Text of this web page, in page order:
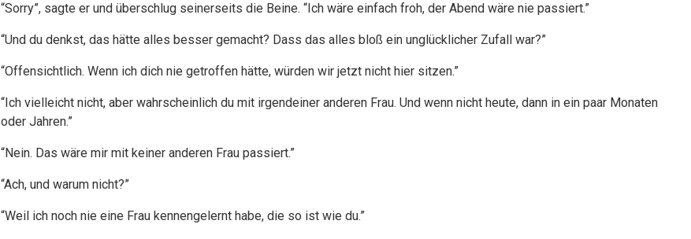
“Sorry”, sagte er und überschlug seinerseits die Beine. “Ich wäre einfach froh, der Abend wäre nie passiert.”
“Und du denkst, das hätte alles besser gemacht? Dass das alles bloß ein unglücklicher Zufall war?”
“Offensichtlich. Wenn ich dich nie getroffen hätte, würden wir jetzt nicht hier sitzen.”
“Ich vielleicht nicht, aber wahrscheinlich du mit irgendeiner anderen Frau. Und wenn nicht heute, dann in ein paar Monaten
oder Jahren.”
“Nein. Das wäre mir mit keiner anderen Frau passiert.”
“Ach, und warum nicht?”
“Weil ich noch nie eine Frau kennengelernt habe, die so ist wie du.”